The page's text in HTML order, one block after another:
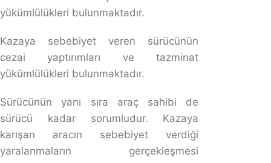
Kaskolu Aracı Kim Kullanabilir?
Kaskolu Aracı Kim Kullanabilir?
Kaskolu bir aracı, sigorta poliçesinde belirtilen şartlar
dahilinde araç sahibi veya araç sahibinin izniyle
başkası kullanabilir. Ancak, kasko poliçesi kapsamında
aracı kullanacak kişinin geçerli bir sürücü belgesine
sahip olması ve alkollü veya uyuşturucu madde
etkisinde olmaması gibi şartlar vardır. Bu şartlara